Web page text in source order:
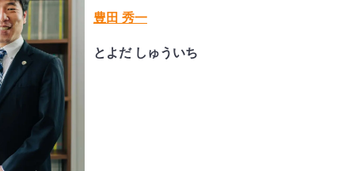
豊田 秀一
とよだ しゅういち